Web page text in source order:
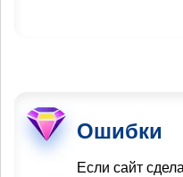
Ошибки
Если сайт